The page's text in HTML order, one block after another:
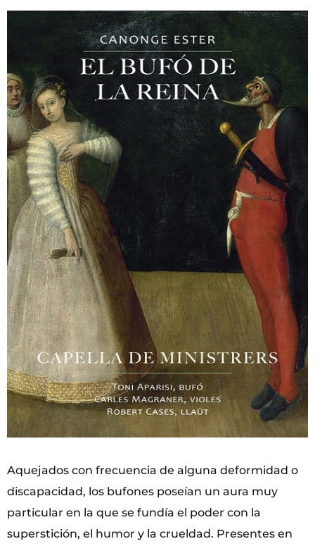
Aquejados con frecuencia de alguna deformidad o
discapacidad, los bufones poseían un aura muy
particular en la que se fundía el poder con la
superstición, el humor y la crueldad. Presentes en